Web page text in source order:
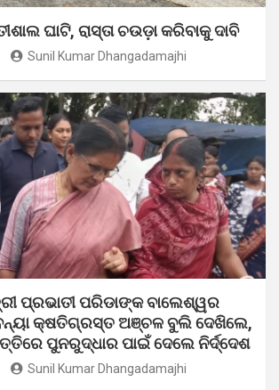
ଘାଟି, ରାସ୍ତା ଚଉଡ଼ା କରିବାକୁ ଦାବି
Sunil Kumar Dhangadamajhi
ପ୍ରଭାତୀ ପରିଡାଙ୍କ ବାଲେଶ୍ୱର
କ୍ଷତିଗ୍ରସ୍ତ ଅଞ୍ଚଳ ବୁଲି ଦେଖିଲେ,
ପୁନରୁଦ୍ଧାର ପାଇଁ ଦେଲେ ନିର୍ଦ୍ଦେଶ
Sunil Kumar Dhangadamajhi